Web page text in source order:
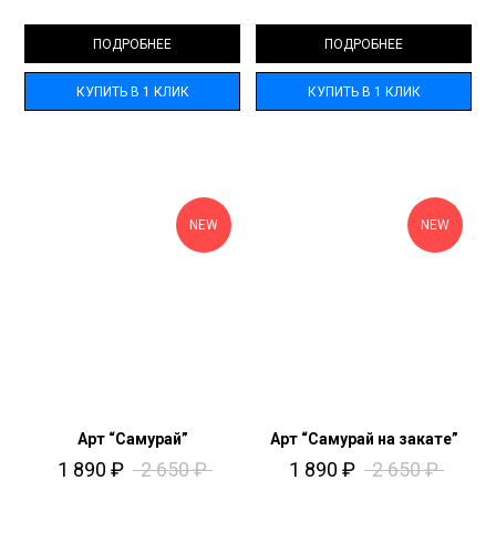
ПОДРОБНЕЕ
КУПИТЬ В 1 КЛИК
ПОДРОБНЕЕ
КУПИТЬ В 1 КЛИК
NEW
Арт “Самурай”
1 890 ₽ 2 650₽
NEW
Арт “Самурай на закате”
1 890 ₽ 2 650₽